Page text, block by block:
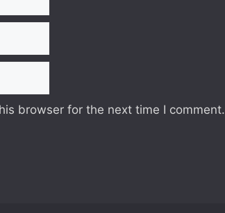
browser for the next time I comment.